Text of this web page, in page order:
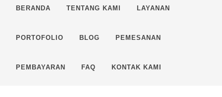
BERANDA TENTANG KAMI LAYANAN
PORTOFOLIO BLOG PEMESANAN
PEMBAYARAN FAQ KONTAK KAMI
JASA PEMBUATAN